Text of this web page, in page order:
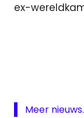
ex-
Meer